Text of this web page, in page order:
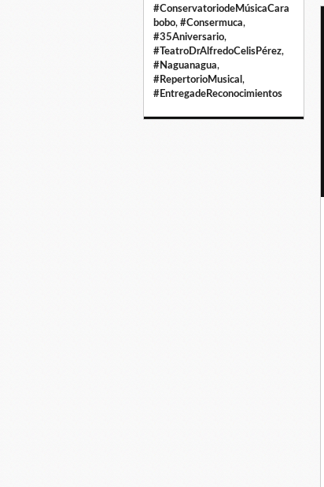
#ConservatoriodeMúsicaCara
bobo, #Consermuca,
#35Aniversario,
#TeatroDrAlfredoCelisPérez,
#Naguanagua,
#RepertorioMusical ,
#EntregadeReconocimientos